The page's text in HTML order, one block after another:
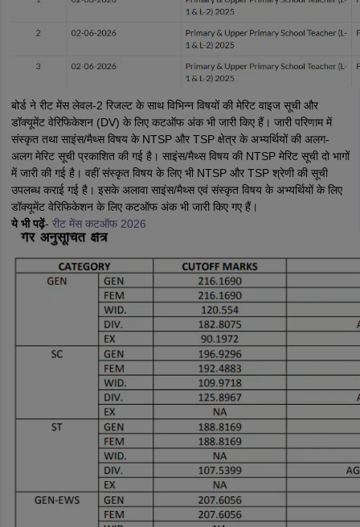
बोर्ड ने रीट मेंस लेवल-2 रिजल्ट के साथ विभिन्न विषयों की मेरिट वाइज सूची और
डॉक्यूमेंट वेरिफिकेशन (DV) के लिए कटऑफ अंक भी जारी किए हैं। जारी परिणाम में
संस्कृत तथा साइंस/मैथ्स विषय के NTSP और TSP क्षेत्र के अभ्यर्थियों की अलग-
अलग मेरिट सूची प्रकाशित की गई है। साइंस/मैथ्स विषय की NTSP मेरिट सूची दो भागों
में जारी की गई है। वहीं संस्कृत विषय के लिए भी NTSP और TSP श्रेणी की सूची
उपलब्ध कराई गई है। इसके अलावा साइंस/मैथ्स एवं संस्कृत विषय के अभ्यर्थियों के लिए
डॉक्यूमेंट वेरिफिकेशन के लिए कटऑफ अंक भी जारी किए गए हैं।
ये भी पढ़ें- रीट मेंस कटऑफ 2026